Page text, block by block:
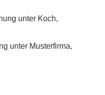
unter Koch,
unter Musterfirma,